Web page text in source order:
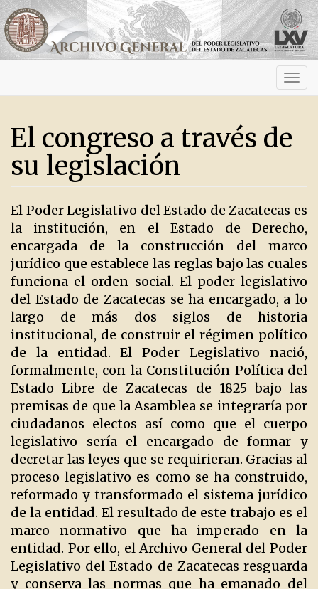
El congreso a través de
su legislación
El Poder Legislativo del Estado de Zacatecas es
la institución, en el Estado de Derecho,
encargada de la construcción del marco
jurídico que establece las reglas bajo las cuales
funciona el orden social. El poder legislativo
del Estado de Zacatecas se ha encargado, a lo
largo de más dos siglos de historia
institucional, de construir el régimen político
de la entidad. El Poder Legislativo nació,
formalmente, con la Constitución Política del
Estado Libre de Zacatecas de 1825 bajo las
premisas de que la Asamblea se integraría por
ciudadanos electos así como que el cuerpo
legislativo sería el encargado de formar y
decretar las leyes que se requirieran. Gracias al
proceso legislativo es como se ha construido,
reformado y transformado el sistema jurídico
de la entidad. El resultado de este trabajo es el
marco normativo que ha imperado en la
entidad. Por ello, el Archivo General del Poder
Legislativo del Estado de Zacatecas resguarda
y conserva las normas que ha emanado del